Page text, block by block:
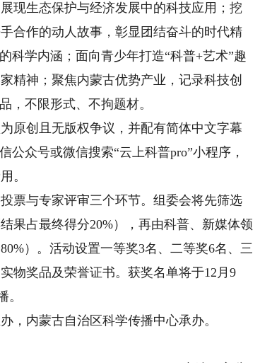
现生态保护与经济发展中的科技应用；挖
合作的动人故事，彰显团结奋斗的时代精
科学内涵；面向青少年打造“科普+艺术”趣
精神；聚焦内蒙古优势产业，记录科技创
，不限形式、不拘题材。
创且无版权争议，并配有简体中文字幕
公众号或微信搜索“云上科普pro”小程序，
。
与专家评审三个环节。组委会将先筛选
果占最终得分20%），再由科普、新媒体领
）。活动设置一等奖3名、二等奖6名、三
物奖品及荣誉证书。获奖名单将于12月9
。
内蒙古自治区科学传播中心承办。